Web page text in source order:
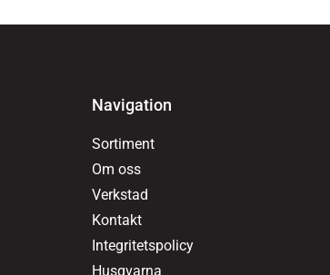
Navigation
Sortiment
Om oss
Verkstad
Kontakt
Integritetspolicy
Husqvarna